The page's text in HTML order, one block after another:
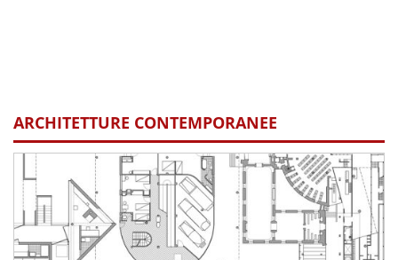
ARCHITETTURE CONTEMPORANEE